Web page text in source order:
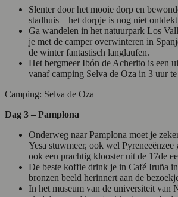
Slenter door het mooie dorp en
stadhuis – het dorpje is nog niet
Ga wandelen in het natuurpark Los
je met de camper overwinteren in
de winter fantastisch langlaufen.
Het bergmeer Ibón de Acherito is een
vanaf camping Selva de Oza in 3 uur
Camping: Selva de Oza
Dag 3 – Pamplona
Onderweg naar Pamplona moet je
Yesa stuwmeer, ook wel
ook een prachtig klooster uit de 17de
De beste koffie drink je in Café Iruña
bronzen beeld herinnert aan de
In het museum van de universiteit van